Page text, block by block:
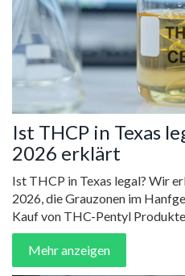
Ist THCP in Texas
2026 erklärt
Ist THCP in Texas legal? Wir
2026, die Grauzonen im
Kauf von THC-Pentyl
Mehr anzeigen